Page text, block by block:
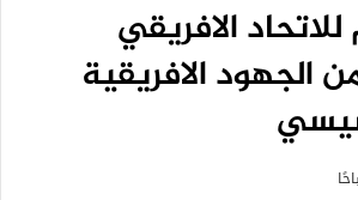
للاتحاد الافريقي
الجهود الافريقية